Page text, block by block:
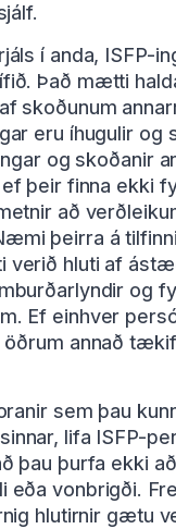
í anda, ISFP-
Það mætti
skoðunum
eru íhugulir og
og skoðanir
þeir finna ekki
að
þeirra á
hluti af
og
Ef einhver
öðrum annað
sem þau
lifa ISFP-
þau þurfa ekki
eða vonbrigði.
hlutirnir gætu